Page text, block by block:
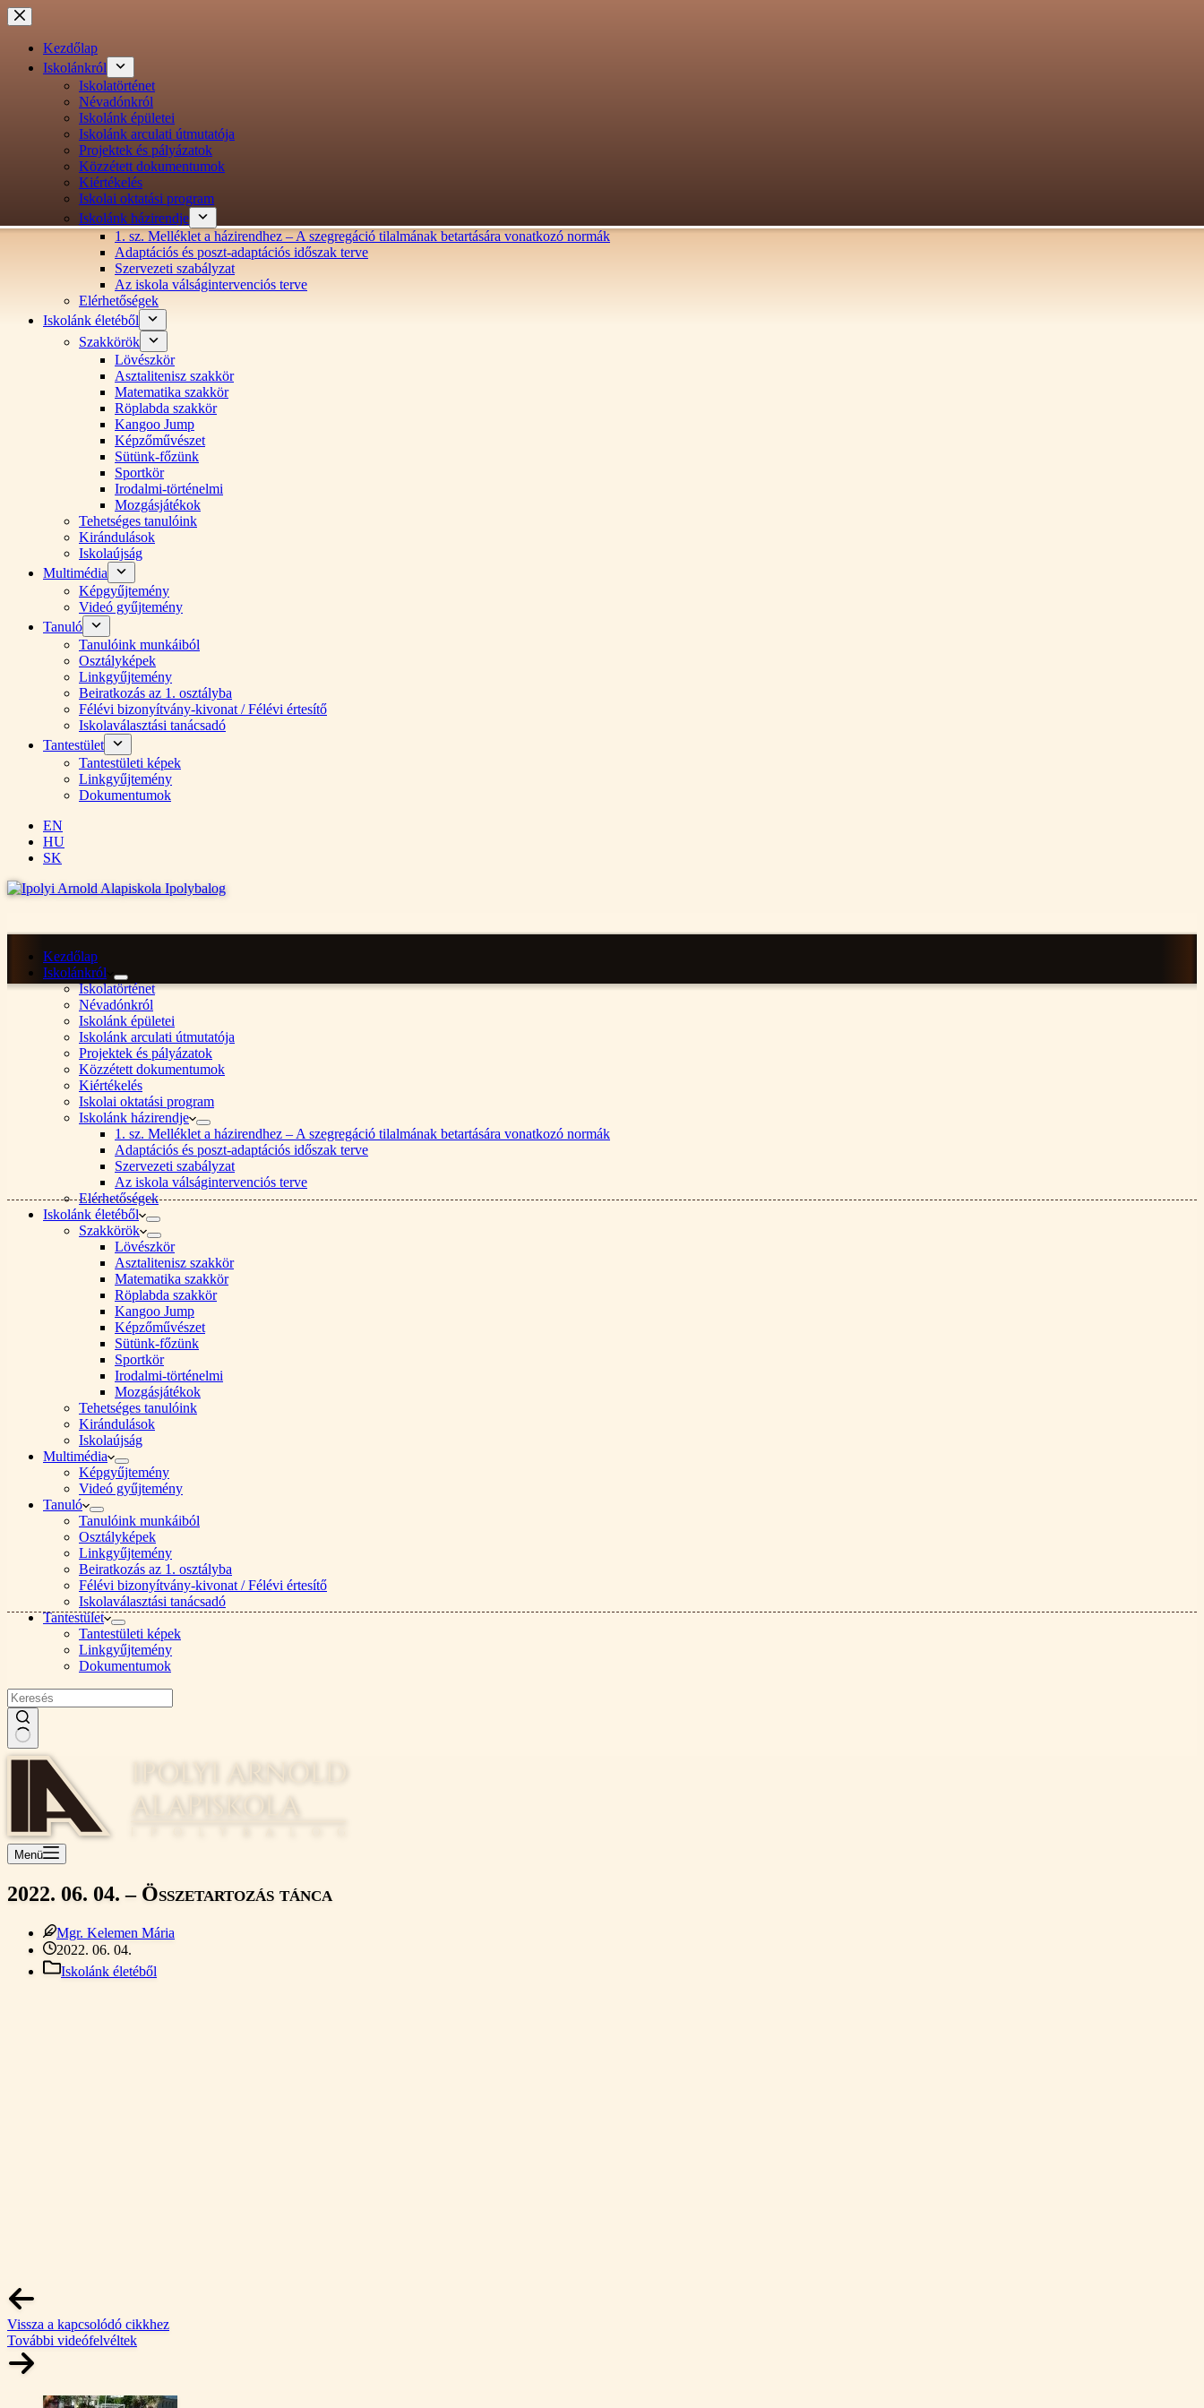
Ugrás
a
tartalomraKezdőlap
Iskolánkról
Iskolatörténet
Névadónkról
Iskolánk épületei
Iskolánk arculati útmutatója
Projektek és pályázatok
Közzétett dokumentumok
Kiértékelés
Iskolai oktatási program
Iskolánk házirendje
1. sz. Melléklet a házirendhez – A szegregáció tilalmának betartására vonatkozó normák
Adaptációs és poszt-adaptációs időszak terve
Szervezeti szabályzat
Az iskola válságintervenciós terve
Elérhetőségek
Iskolánk életéből
Szakkörök
Lövészkör
Asztalitenisz szakkör
Matematika szakkör
Röplabda szakkör
Kangoo Jump
Képzőművészet
Sütünk-főzünk
Sportkör
Irodalmi-történelmi
Mozgásjátékok
Tehetséges tanulóink
Kirándulások
Iskolaújság
Multimédia
Képgyűjtemény
Videó gyűjtemény
Tanuló
Tanulóink munkáiból
Osztályképek
Linkgyűjtemény
Beiratkozás az 1. osztályba
Félévi bizonyítvány-kivonat / Félévi értesítő
Iskolaválasztási tanácsadó
Tantestület
Tantestületi képek
Linkgyűjtemény
Dokumentumok
EN
HU
SK
Kezdőlap
Iskolánkról
Iskolatörténet
Névadónkról
Iskolánk épületei
Iskolánk arculati útmutatója
Projektek és pályázatok
Közzétett dokumentumok
Kiértékelés
Iskolai oktatási program
Iskolánk házirendje
1. sz. Melléklet a házirendhez – A szegregáció tilalmának betartására vonatkozó normák
Adaptációs és poszt-adaptációs időszak terve
Szervezeti szabályzat
Az iskola válságintervenciós terve
Elérhetőségek
Iskolánk életéből
Szakkörök
Lövészkör
Asztalitenisz szakkör
Matematika szakkör
Röplabda szakkör
Kangoo Jump
Képzőművészet
Sütünk-főzünk
Sportkör
Irodalmi-történelmi
Mozgásjátékok
Tehetséges tanulóink
Kirándulások
Iskolaújság
Multimédia
Képgyűjtemény
Videó gyűjtemény
Tanuló
Tanulóink munkáiból
Osztályképek
Linkgyűjtemény
Beiratkozás az 1. osztályba
Félévi bizonyítvány-kivonat / Félévi értesítő
Iskolaválasztási tanácsadó
Tantestület
Tantestületi képek
Linkgyűjtemény
Dokumentumok
Nincs
Menü
2022. 06. 04. – Összetartozás tánca
Mgr. Kelemen Mária
2022. 06. 04.
Iskolánk életéből
Vissza a kapcsolódó cikkhez
További videófelvéltek